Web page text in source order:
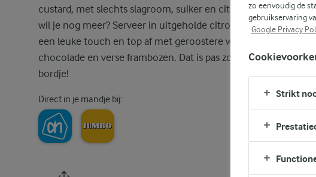
custard, met slechts slagroom, suiker en citroen, wat
wil je nog meer? Serveer in uitgeholde citroenen voor
een leuke touch en top af met geroostere witte
chocolade en verse frambozen. Dat is pas zomer op een
bordje!
Direct in je mandje bij:
zo eenvoudig de
gebruikservaring
Google Privacy
Strikt